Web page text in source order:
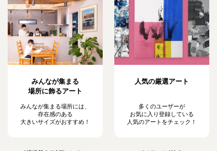
みんなが集まる
場所に飾るアート
みんなが集まる場所には、
存在感のある
大きいサイズがおすすめ！
人気の厳選アート
多くのユーザーが
お気に入り登録している
人気のアートをチェック！